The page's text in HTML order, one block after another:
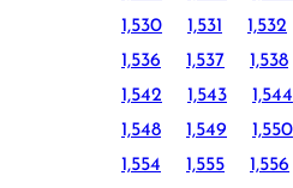
1,530
1,531 1,532
1,536
1,537 1,538
1,542
1,543 1,544
1,548
1,549 1,550
1,554
1,555 1,556